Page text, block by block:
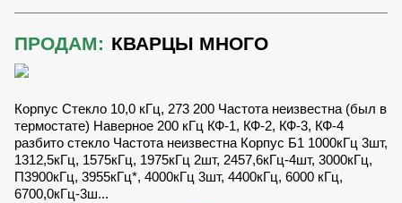
ПРОДАМ: КВАРЦЫ МНОГО
Корпус Стекло 10,0 кГц, 273 200 Частота неизвестна (был в
термостате) Наверное 200 кГц КФ-1, КФ-2, КФ-3, КФ-4
разбито стекло Частота неизвестна Корпус Б1 1000кГц 3шт,
1312,5кГц, 1575кГц, 1975кГц 2шт, 2457,6кГц-4шт, 3000кГц,
П3900кГц, 3955кГц*, 4000кГц 3шт, 4400кГц, 6000 кГц,
6700,0кГц-3ш...